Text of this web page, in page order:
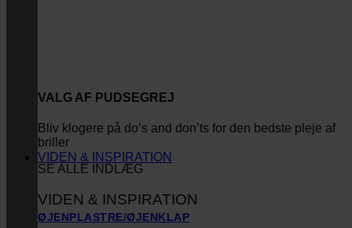
VALG AF PUDSEGREJ
Bliv klogere på do’s and don’ts for den bedste pleje af
briller
SE ALLE INDLÆG
VIDEN & INSPIRATION
VIDEN & INSPIRATION
ØJENPLASTRE/ØJENKLAP